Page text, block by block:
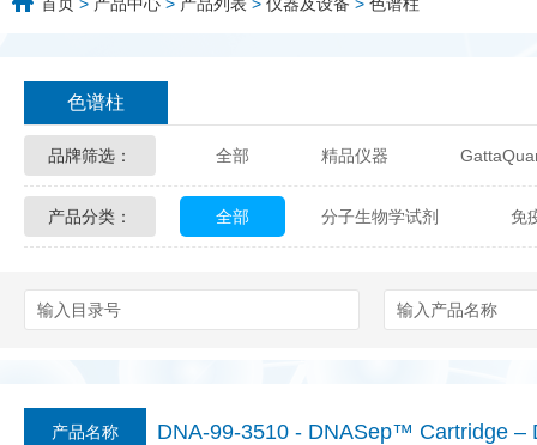
色谱柱
品牌筛选： 全部 精品仪器
Glycon Biochem Sterlitech
产品分类： 全部 分子生物学试剂 免
产品名称 DNA-99-3510 - DNASep™ Cartridge –